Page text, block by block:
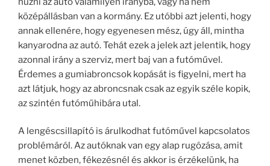
középállásban van a kormány. Ez utóbbi azt jelenti, hogy
annak ellenére, hogy egyenesen mész, úgy áll, mintha
kanyarodna az autó. Tehát ezek a jelek azt jelentik, hogy
azonnal irány a szerviz, mert baj van a futóművel.
Érdemes a gumiabroncsok kopását is figyelni, mert ha
azt látjuk, hogy az abroncsnak csak az egyik széle kopik,
az szintén futóműhibára utal.
A lengéscsillapító is árulkodhat futóművel kapcsolatos
problémáról. Az autóknak van egy alap rugózása, amit
menet közben, fékezésnél és akkor is érzékelünk, ha